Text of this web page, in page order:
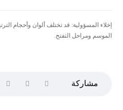
إخلاء المسؤولية: قد تختلف ألوان وأحجام
الموسم ومراحل التفتح.